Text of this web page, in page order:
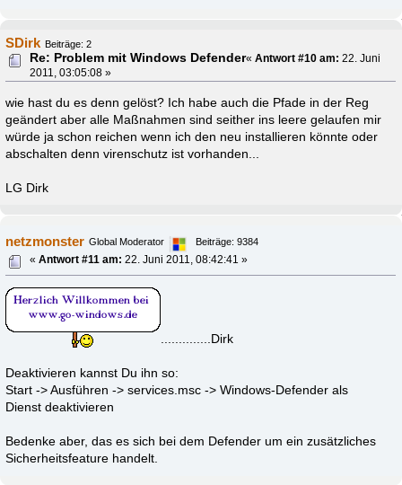
SDirk Beiträge: 2
Re: Problem mit Windows Defender«Antwort #10 am: 22. Juni
2011, 03:05:08 »
wie hast du es denn gelöst? Ich habe auch die Pfade in der Reg
geändert aber alle Maßnahmen sind seither ins leere gelaufen mir
würde ja schon reichen wenn ich den neu installieren könnte oder
abschalten denn virenschutz ist vorhanden...
LG Dirk
netzmonster Global Moderator
Beiträge: 9384
«Antwort #11 am: 22. Juni 2011, 08:42:41 »
..............Dirk
Deaktivieren kannst Du ihn so:
Start -> Ausführen -> services.msc -> Windows-Defender als
Dienst deaktivieren
Bedenke aber, das es sich bei dem Defender um ein zusätzliches
Sicherheitsfeature handelt.